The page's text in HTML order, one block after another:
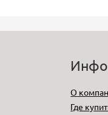
О
Где